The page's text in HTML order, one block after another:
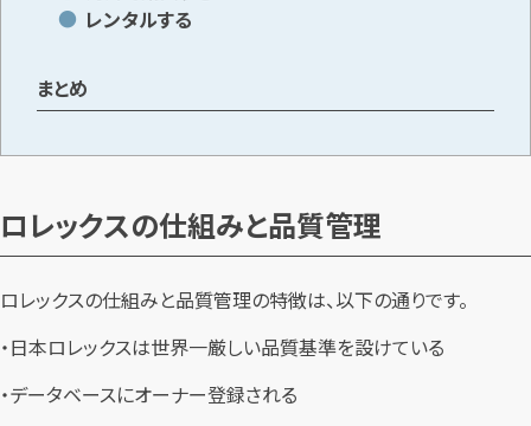
レンタルする
まとめ
ロレックスの仕組みと品質管理
ロレックスの仕組みと品質管理の特徴は、以下の通りです。
・日本ロレックスは世界一厳しい品質基準を設けている
・データベースにオーナー登録される